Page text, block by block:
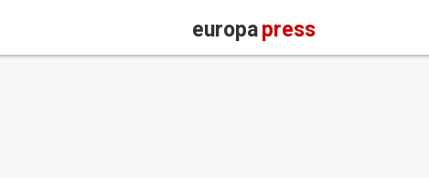
europapress